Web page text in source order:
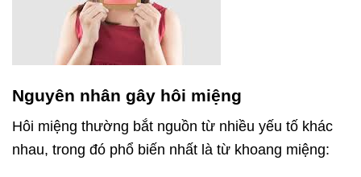
Nguyên nhân gây hôi miệng
Hôi miệng thường bắt nguồn từ nhiều yếu tố khác
nhau, trong đó phổ biến nhất là từ khoang miệng: